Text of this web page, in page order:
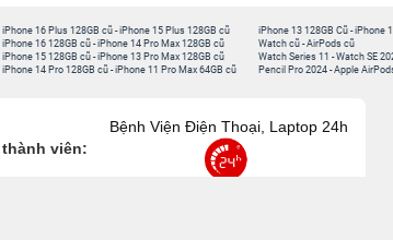
iPhone 16 Plus 128GB cũ -iPhone 15 Plus 128GB cũ
iPhone 16 128GB cũ -iPhone 14 Pro Max 128GB cũ
iPhone 15 128GB cũ -iPhone 13 Pro Max 128GB cũ
iPhone 14 Pro 128GB cũ -iPhone 11 Pro Max 64GB cũ
iPhone 13 128GB Cũ -iPhone
Watch cũ -AirPods cũ
Watch Series 11 -Watch SE
Pencil Pro 2024 -Apple
viên:
Bệnh Viện Điện Thoại, Laptop 24h